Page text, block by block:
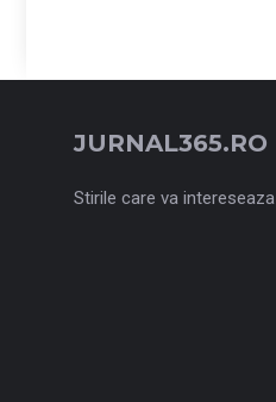
JURNAL365.RO
Stirile care va intereseaza